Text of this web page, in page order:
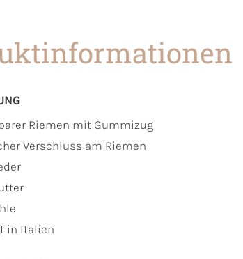
Riemen mit Gummizug
Verschluss am Riemen
in Italien